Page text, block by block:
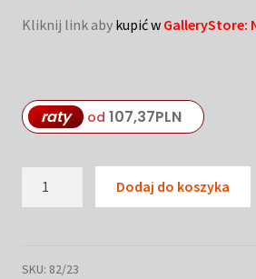
Kliknij link aby kupić w GalleryStore:
raty od 107,37PLN
Nimfy
Dodaj do koszyka
SKU: 82/23